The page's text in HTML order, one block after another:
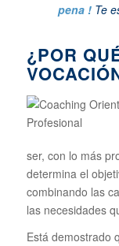
pena ! Te
¿POR
ser, con lo más
determina el
combinando las
las necesidades
Está demostrado